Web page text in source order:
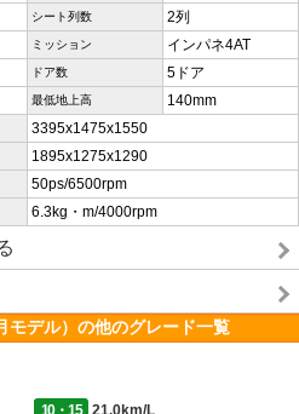
シート列数 2列
ミッション インパネ4AT
ドア数 5ドア
最低地上高 140mm
3395x1475x1550
1895x1275x1290
50ps/6500rpm
6.3kg・m/4000rpm
モデル）の他のグレード一覧